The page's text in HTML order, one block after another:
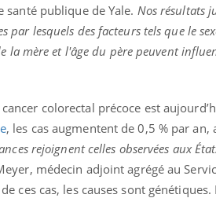
santé publique de Yale. Nos résultats
par lesquels des facteurs tels que le
la mère et l'âge du père peuvent
colorectal précoce est
, les cas augmentent de 0,5 % par
rejoignent celles observées aux
médecin adjoint agrégé au
ces cas, les causes sont